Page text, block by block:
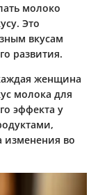
молоко
Это
вкусам
развития.
женщина
молока для
эффекта у
изменения во